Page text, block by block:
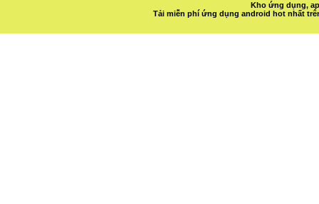
Kho ứng dụng,
Tải miễn phí ứng dụng android hot nhất